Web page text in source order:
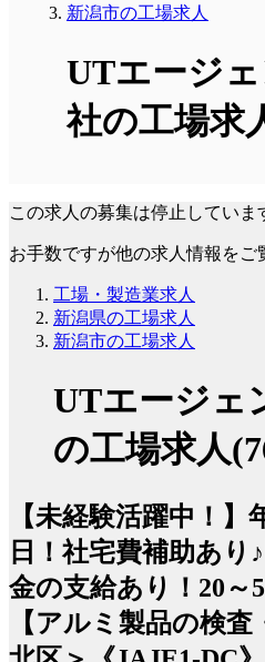
新潟市の工場求人
UTエージ
社の工場求
この求人の募集は停止していま
お手数ですが他の求人情報をご
工場・製造業求人
新潟県の工場求人
新潟市の工場求人
UTエージェ
の工場求人
【未経験活躍中！】
日！社宅費補助あり
金の支給あり！20～
【アルミ製品の検